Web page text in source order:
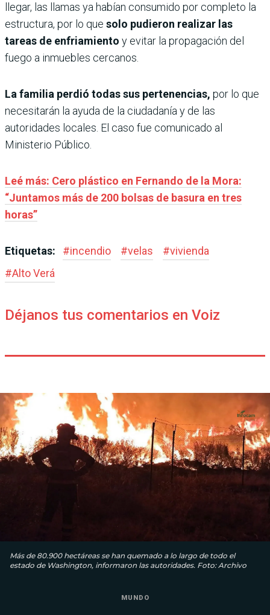
llegar, las llamas ya habían consumido por completo la
estructura, por lo que solo pudieron realizar las
tareas de enfriamiento y evitar la propagación del
fuego a inmuebles cercanos.
La familia perdió todas sus pertenencias, por lo que
necesitarán la ayuda de la ciudadanía y de las
autoridades locales. El caso fue comunicado al
Ministerio Público.
Leé más: Cero plástico en Fernando de la Mora:
“Juntamos más de 200 bolsas de basura en tres
horas”
Etiquetas: #incendio #velas #vivienda
#Alto Verá
Déjanos tus comentarios en Voiz
Más de 80.900 hectáreas se han quemado a lo largo de todo el
estado de Washington, informaron las autoridades. Foto: Archivo
MUNDO